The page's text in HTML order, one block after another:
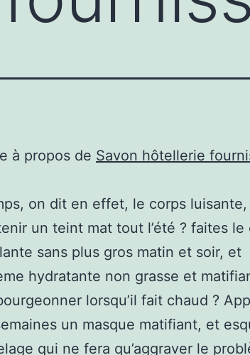
à propos de Savon hôtellerie
on dit en effet, le corps
un teint mat tout l’été ? faites le
sans plus gros matin et soir, et
hydratante non grasse et
lorsqu’il fait chaud ?
un masque matifiant, et
qui ne fera qu’aggraver le